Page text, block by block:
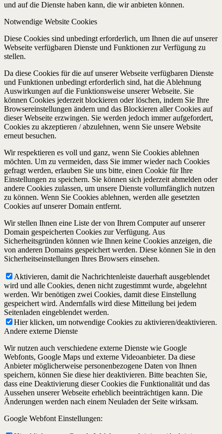
und auf die Dienste haben kann, die wir anbieten können.
Notwendige Website Cookies
Diese Cookies sind unbedingt erforderlich, um Ihnen die auf unserer
Webseite verfügbaren Dienste und Funktionen zur Verfügung zu
stellen.
Da diese Cookies für die auf unserer Webseite verfügbaren Dienste
und Funktionen unbedingt erforderlich sind, hat die Ablehnung
Auswirkungen auf die Funktionsweise unserer Webseite. Sie
können Cookies jederzeit blockieren oder löschen, indem Sie Ihre
Browsereinstellungen ändern und das Blockieren aller Cookies auf
dieser Webseite erzwingen. Sie werden jedoch immer aufgefordert,
Cookies zu akzeptieren / abzulehnen, wenn Sie unsere Website
erneut besuchen.
Wir respektieren es voll und ganz, wenn Sie Cookies ablehnen
möchten. Um zu vermeiden, dass Sie immer wieder nach Cookies
gefragt werden, erlauben Sie uns bitte, einen Cookie für Ihre
Einstellungen zu speichern. Sie können sich jederzeit abmelden oder
andere Cookies zulassen, um unsere Dienste vollumfänglich nutzen
zu können. Wenn Sie Cookies ablehnen, werden alle gesetzten
Cookies auf unserer Domain entfernt.
Wir stellen Ihnen eine Liste der von Ihrem Computer auf unserer
Domain gespeicherten Cookies zur Verfügung. Aus
Sicherheitsgründen können wie Ihnen keine Cookies anzeigen, die
von anderen Domains gespeichert werden. Diese können Sie in den
Sicherheitseinstellungen Ihres Browsers einsehen.
Aktivieren, damit die Nachrichtenleiste dauerhaft ausgeblendet
wird und alle Cookies, denen nicht zugestimmt wurde, abgelehnt
werden. Wir benötigen zwei Cookies, damit diese Einstellung
gespeichert wird. Andernfalls wird diese Mitteilung bei jedem
Seitenladen eingeblendet werden.
Hier klicken, um notwendige Cookies zu aktivieren/deaktivieren.
Andere externe Dienste
Wir nutzen auch verschiedene externe Dienste wie Google
Webfonts, Google Maps und externe Videoanbieter. Da diese
Anbieter möglicherweise personenbezogene Daten von Ihnen
speichern, können Sie diese hier deaktivieren. Bitte beachten Sie,
dass eine Deaktivierung dieser Cookies die Funktionalität und das
Aussehen unserer Webseite erheblich beeinträchtigen kann. Die
Änderungen werden nach einem Neuladen der Seite wirksam.
Google Webfont Einstellungen: